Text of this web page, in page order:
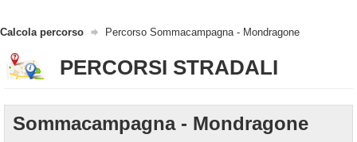
Calcola percorso Percorso Sommacampagna - Mondragone
PERCORSI STRADALI
Sommacampagna - Mondragone